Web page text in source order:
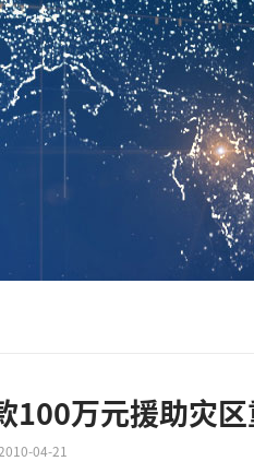
100万元援助灾
04-21